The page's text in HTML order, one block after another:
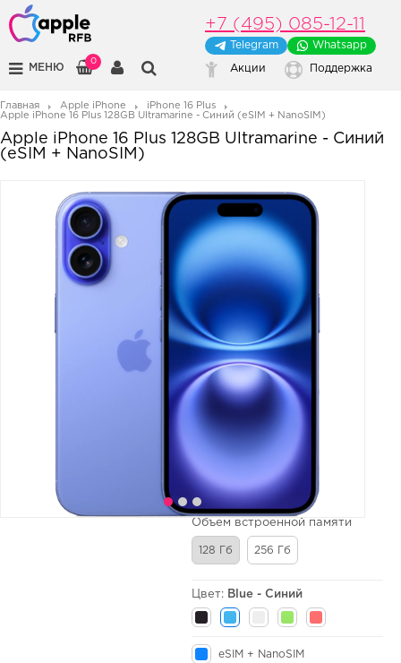
МЕНЮ
0
+7 (495) 085-12-11
Telegram Whatsapp
Акции Поддержка
Главная Apple iPhone
iPhone 16 Plus
Apple iPhone 16 Plus 128GB Ultramarine - Синий (eSIM + NanoSIM)
Apple iPhone 16 Plus 128GB Ultramarine - Синий
(eSIM + NanoSIM)
Объем встроенной памяти
128 Гб 256 Гб
Цвет: Blue - Синий
eSIM + NanoSIM